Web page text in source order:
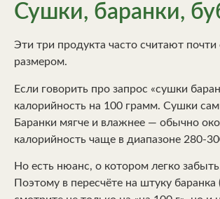
Сушки, баранки,
Эти три продукта часто считают
размером.
Если говорить про запрос «сушки
калорийность на 100 грамм. Сушки
Баранки мягче и влажнее — обычно
калорийность чаще в диапазоне 280-
Но есть нюанс, о котором легко
Поэтому в пересчёте на штуку